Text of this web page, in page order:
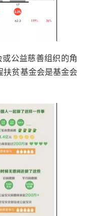
公益慈善组织的角
扶贫基金会是基金会